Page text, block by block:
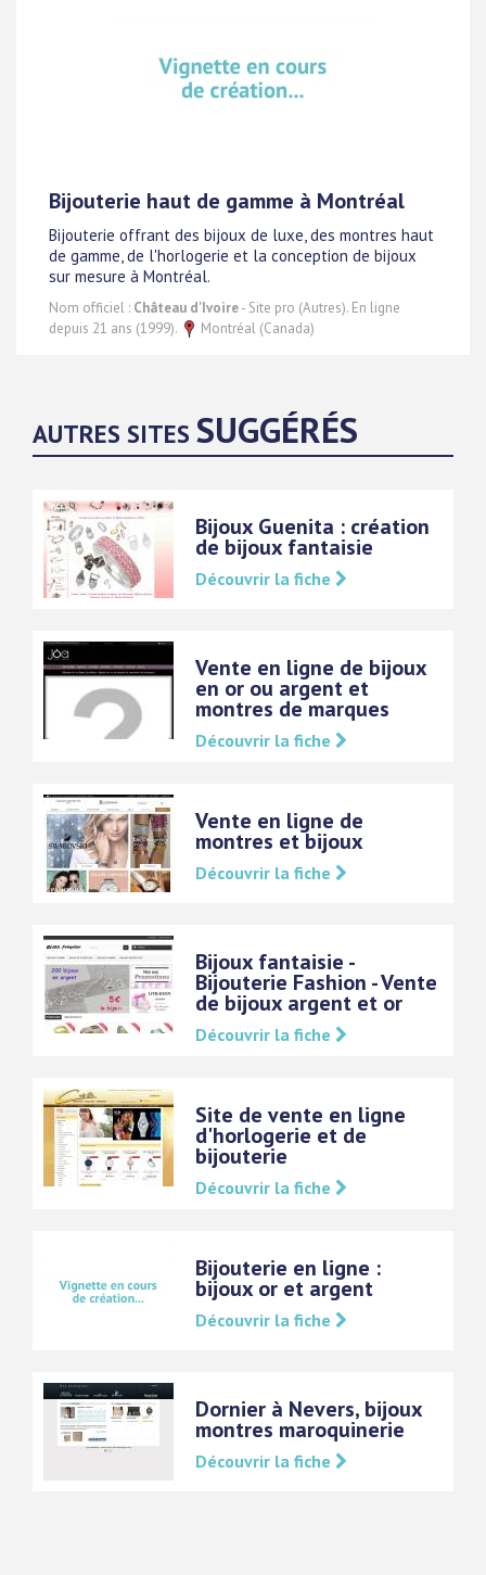
Bijouterie haut de gamme à Montréal
Bijouterie offrant des bijoux de luxe, des montres haut
de gamme, de l'horlogerie et la conception de bijoux
sur mesure à Montréal.
Nom officiel : Château d'Ivoire- Site pro (Autres). En ligne
depuis 21 ans (1999).
Montréal (Canada)
AUTRES SITES SUGGÉRÉS
Bijoux Guenita : création
de bijoux fantaisie
Découvrir la fiche
Vente en ligne de bijoux
en or ou argent et
montres de marques
Découvrir la fiche
Vente en ligne de
montres et bijoux
Découvrir la fiche
Bijoux fantaisie -
Bijouterie Fashion - Vente
de bijoux argent et or
Découvrir la fiche
Site de vente en ligne
d'horlogerie et de
bijouterie
Découvrir la fiche
Bijouterie en ligne :
bijoux or et argent
Découvrir la fiche
Dornier à Nevers, bijoux
montres maroquinerie
Découvrir la fiche